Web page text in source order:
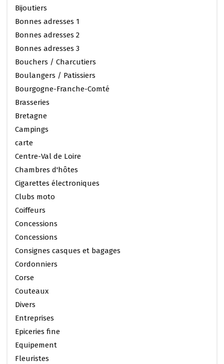
Bijoutiers
Bonnes adresses 1
Bonnes adresses 2
Bonnes adresses 3
Bouchers / Charcutiers
Boulangers / Patissiers
Bourgogne-Franche-Comté
Brasseries
Bretagne
Campings
carte
Centre-Val de Loire
Chambres d'hôtes
Cigarettes électroniques
Clubs moto
Coiffeurs
Concessions
Concessions
Consignes casques et bagages
Cordonniers
Corse
Couteaux
Divers
Entreprises
Epiceries fine
Equipement
Fleuristes